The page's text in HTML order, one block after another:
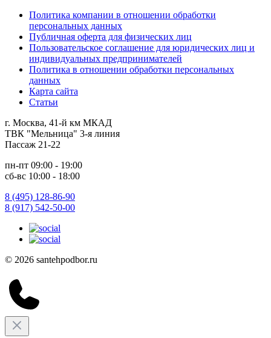
Политика компании в отношении обработки
персональных данных
Публичная оферта для физических лиц
Пользовательское соглашение для юридических лиц и
индивидуальных предпринимателей
Политика в отношении обработки персональных
данных
Карта сайта
Статьи
г. Москва, 41-й км МКАД
ТВК "Мельница" 3-я линия
Пассаж 21-22
пн-пт 09:00 - 19:00
сб-вс 10:00 - 18:00
8 (495) 128-86-90
8 (917) 542-50-00
© 2026 santehpodbor.ru